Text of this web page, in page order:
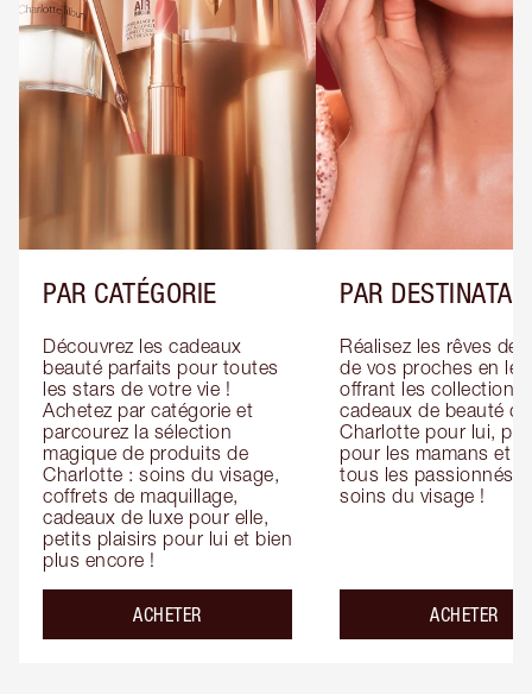
PAR CATÉGORIE
Découvrez les cadeaux
beauté parfaits pour toutes
les stars de votre vie !
Achetez par catégorie et
parcourez la sélection
magique de produits de
Charlotte : soins du visage,
coffrets de maquillage,
cadeaux de luxe pour elle,
petits plaisirs pour lui et bien
plus encore !
ACHETER
PAR
Réalisez les rêves de
de vos proches en
offrant les collections
cadeaux de beauté de
Charlotte pour lui,
pour les mamans et
tous les passionnés
soins du visage !
ACHETER